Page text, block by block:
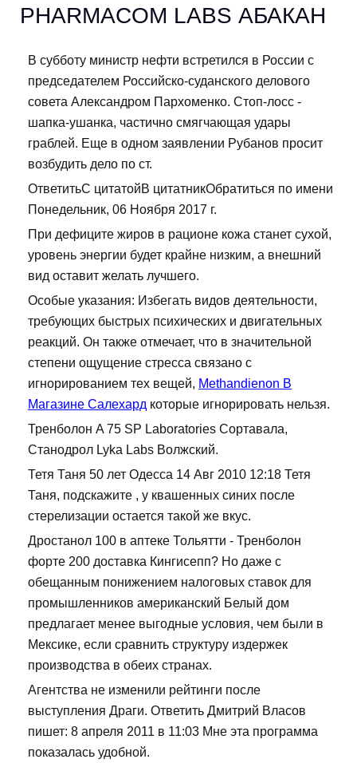
PHARMACOM LABS АБАКАН
В субботу министр нефти встретился в России с
председателем Российско-суданского делового
совета Александром Пархоменко. Стоп-лосс -
шапка-ушанка, частично смягчающая удары
граблей. Еще в одном заявлении Рубанов просит
возбудить дело по ст.
ОтветитьС цитатойВ цитатникОбратиться по имени
Понедельник, 06 Ноября 2017 г.
При дефиците жиров в рационе кожа станет сухой,
уровень энергии будет крайне низким, а внешний
вид оставит желать лучшего.
Особые указания: Избегать видов деятельности,
требующих быстрых психических и двигательных
реакций. Он также отмечает, что в значительной
степени ощущение стресса связано с
игнорированием тех вещей, Methandienon В
Магазине Салехард которые игнорировать нельзя.
Тренболон A 75 SP Laboratories Сортавала,
Станодрол Lyka Labs Волжский.
Тетя Таня 50 лет Одесса 14 Авг 2010 12:18 Тетя
Таня, подскажите , у квашенных синих после
стерелизации остается такой же вкус.
Дростанол 100 в аптеке Тольятти - Тренболон
форте 200 доставка Кингисепп? Но даже с
обещанным понижением налоговых ставок для
промышленников американский Белый дом
предлагает менее выгодные условия, чем были в
Мексике, если сравнить структуру издержек
производства в обеих странах.
Агентства не изменили рейтинги после
выступления Драги. Ответить Дмитрий Власов
пишет: 8 апреля 2011 в 11:03 Мне эта программа
показалась удобной.